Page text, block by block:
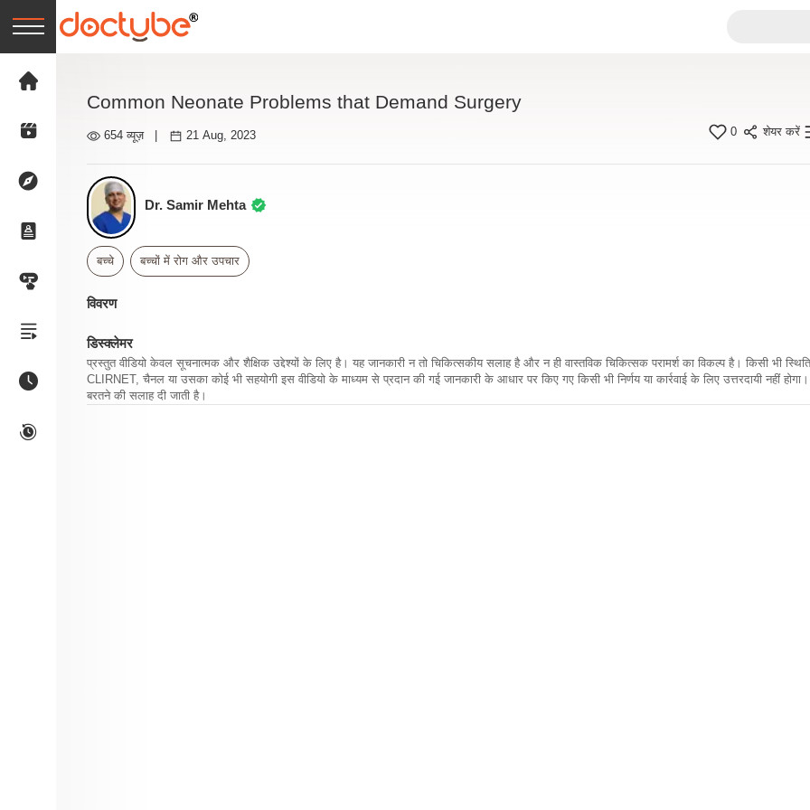
Common Neonate Problems that Demand Surgery
654 व्यूज़ 21 Aug, 2023 0 शेयर करें
Dr. Samir Mehta
बच्चे बच्चों में रोग और उपचार
विवरण
डिस्क्लेमर
प्रस्तुत वीडियो केवल सूचनात्मक और शैक्षिक उद्देश्यों के लिए है। यह जानकारी न तो चिकित्सकीय सलाह है और न ही वास्तविक चिकित्सक परामर्श का विकल्प है। किसी भी
CLIRNET, चैनल या उसका कोई भी सहयोगी इस वीडियो के माध्यम से प्रदान की गई जानकारी के आधार पर किए गए किसी भी निर्णय या कार्रवाई के लिए उत्तरदायी नहीं होगा।
बरतने की सलाह दी जाती है।